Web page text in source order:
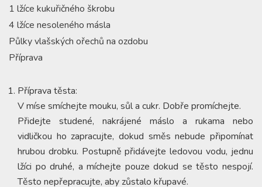
1 lžíce kukuřičného škrobu
4 lžíce nesoleného másla
Půlky vlašských ořechů na ozdobu
Příprava
Příprava těsta:
V míse smíchejte mouku, sůl a cukr. Dobře promíchejte.
Přidejte studené, nakrájené máslo a rukama nebo
vidličkou ho zapracujte, dokud směs nebude připomínat
hrubou drobku. Postupně přidávejte ledovou vodu, jednu
lžíci po druhé, a míchejte pouze dokud se těsto nespojí.
Těsto nepřepracujte, aby zůstalo křupavé.